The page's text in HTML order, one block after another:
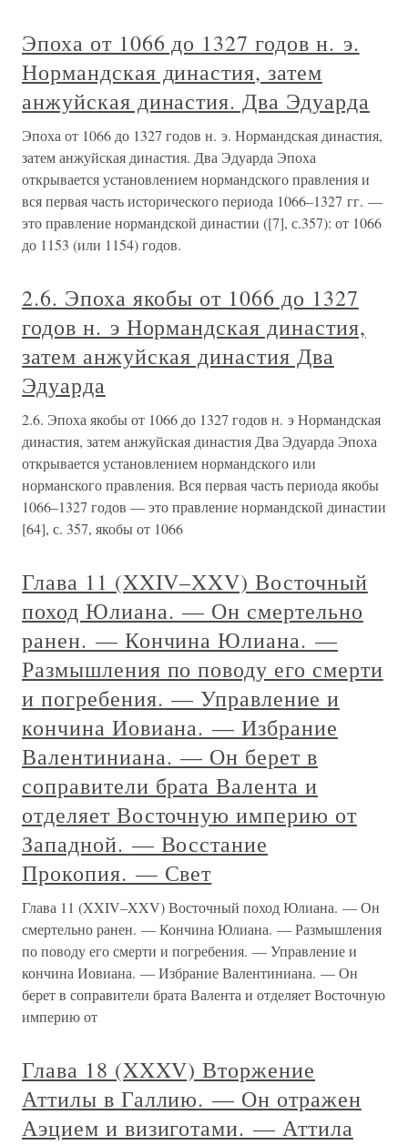
Эпоха от 1066 до 1327 годов н. э.
Нормандская династия, затем
анжуйская династия. Два Эдуарда
Эпоха от 1066 до 1327 годов н. э. Нормандская династия,
затем анжуйская династия. Два Эдуарда Эпоха
открывается установлением нормандского правления и
вся первая часть исторического периода 1066–1327 гг. —
это правление нормандской династии ([7], с.357): от 1066
до 1153 (или 1154) годов.
2.6. Эпоха якобы от 1066 до 1327
годов н. э Нормандская династия,
затем анжуйская династия Два
Эдуарда
2.6. Эпоха якобы от 1066 до 1327 годов н. э Нормандская
династия, затем анжуйская династия Два Эдуарда Эпоха
открывается установлением нормандского или
норманского правления. Вся первая часть периода якобы
1066–1327 годов — это правление нормандской династии
[64], с. 357, якобы от 1066
Глава 11 (XXIV–XXV) Восточный
поход Юлиана. — Он смертельно
ранен. — Кончина Юлиана. —
Размышления по поводу его смерти
и погребения. — Управление и
кончина Иовиана. — Избрание
Валентиниана. — Он берет в
соправители брата Валента и
отделяет Восточную империю от
Западной. — Восстание
Прокопия. — Свет
Глава 11 (XXIV–XXV) Восточный поход Юлиана. — Он
смертельно ранен. — Кончина Юлиана. — Размышления
по поводу его смерти и погребения. — Управление и
кончина Иовиана. — Избрание Валентиниана. — Он
берет в соправители брата Валента и отделяет Восточную
империю от
Глава 18 (XXXV) Вторжение
Аттилы в Галлию. — Он отражен
Аэцием и визиготами. — Аттила